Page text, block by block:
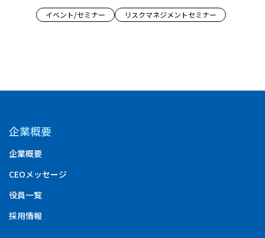
イベント/セミナー リスクマネジメントセミナー
企業概要
企業概要
CEOメッセージ
役員一覧
採用情報